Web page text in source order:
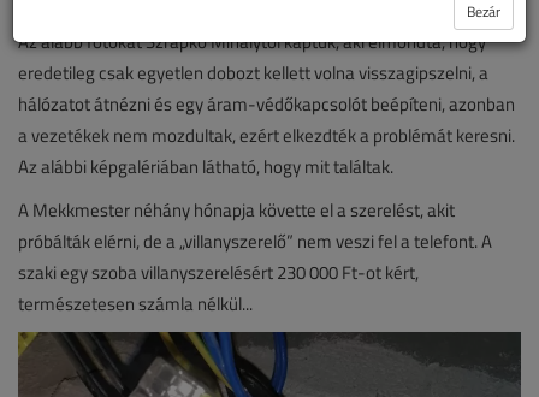
Az alább fotókat Szrapkó Mihálytól kaptuk, aki elmondta, hogy
eredetileg csak egyetlen dobozt kellett volna visszagipszelni, a
hálózatot átnézni és egy áram-védőkapcsolót beépíteni, azonban
a vezetékek nem mozdultak, ezért elkezdték a problémát keresni.
Az alábbi képgalériában látható, hogy mit találtak.
A Mekkmester néhány hónapja követte el a szerelést, akit
próbálták elérni, de a „villanyszerelő” nem veszi fel a telefont. A
szaki egy szoba villanyszerelésért 230 000 Ft-ot kért,
természetesen számla nélkül...
Bezár